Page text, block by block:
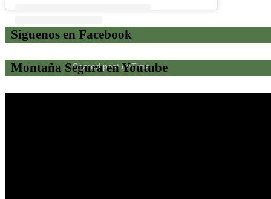
Shared post onTime
Síguenos en Facebook
Montaña Segura en Youtube